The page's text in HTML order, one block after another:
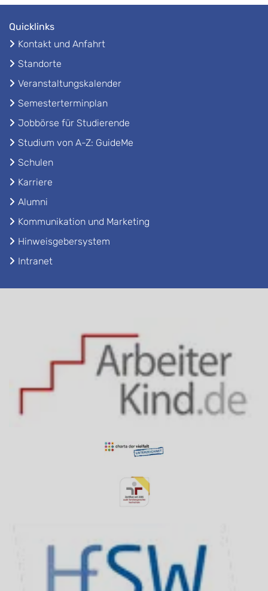
Quicklinks
Kontakt und Anfahrt
Standorte
Veranstaltungskalender
Semesterterminplan
Jobbörse für Studierende
Studium von A-Z: GuideMe
Schulen
Karriere
Alumni
Kommunikation und Marketing
Hinweisgebersystem
Intranet